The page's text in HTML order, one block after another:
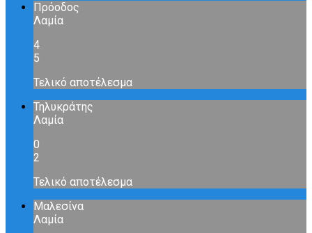
Πρόοδος
Λαμία
4
5
Τελικό αποτέλεσμα
Τηλυκράτης
Λαμία
0
2
Τελικό αποτέλεσμα
Μαλεσίνα
Λαμία